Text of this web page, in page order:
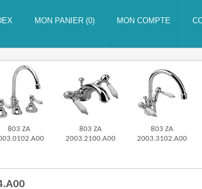
803 ZA
803 ZA
2003.2100.A00
803 ZA
2003.3102.A00